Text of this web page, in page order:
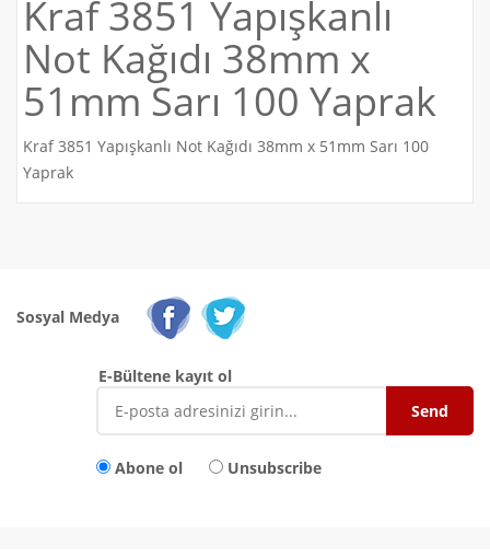
Kraf 3851 Yapışkanlı
Not Kağıdı 38mm x
51mm Sarı 100 Yaprak
Kraf 3851 Yapışkanlı Not Kağıdı 38mm x 51mm Sarı 100
Yaprak
Sosyal Medya
E-Bültene kayıt ol
Abone ol Unsubscribe